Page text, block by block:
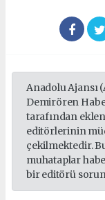
Anadolu Ajansı
Demirören
tarafından
editörlerinin
çekilmektedir.
muhataplar
bir editörü